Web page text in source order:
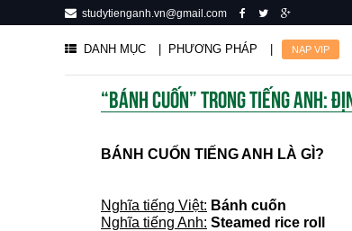
studytienganh.vn@gmail.com
DANH MỤC | PHƯƠNG PHÁP NẠP VIP
“BÁNH CUỐN” TRONG TIẾNG ANH:
BÁNH CUỐN TIẾNG ANH LÀ GÌ?
Nghĩa tiếng Việt: Bánh cuốn
Nghĩa tiếng Anh: Steamed rice roll